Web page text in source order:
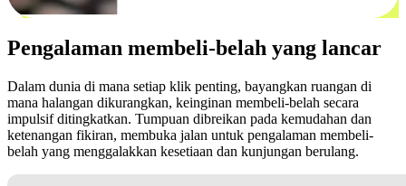
Pengalaman membeli-belah yang lancar
Dalam dunia di mana setiap klik penting, bayangkan ruangan di
mana halangan dikurangkan, keinginan membeli-belah secara
impulsif ditingkatkan. Tumpuan dibreikan pada kemudahan dan
ketenangan fikiran, membuka jalan untuk pengalaman membeli-
belah yang menggalakkan kesetiaan dan kunjungan berulang.